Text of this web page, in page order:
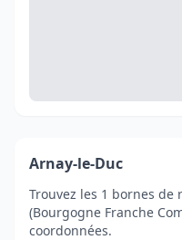
Arnay-le-Duc
Trouvez les 1 bornes de
(Bourgogne Franche
coordonnées.